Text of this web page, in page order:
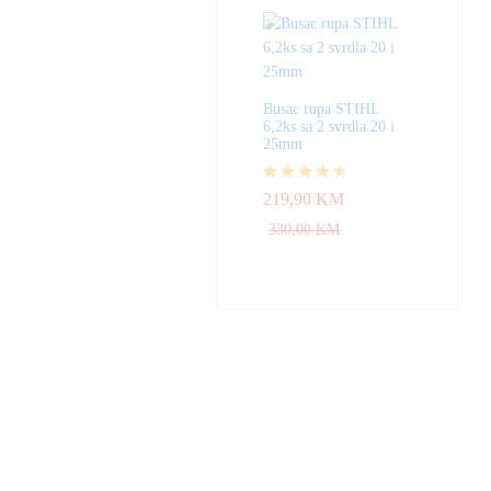
Busac rupa STIHL
6,2ks sa 2 svrdla 20 i
25mm
Ocjenjeno
219,90 KM
330,00KM